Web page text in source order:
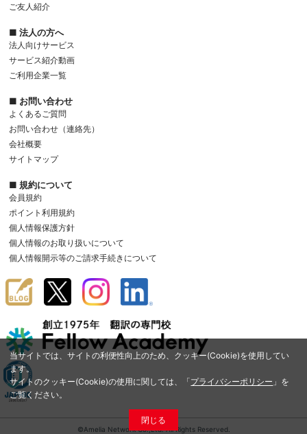
当サイトでは、サイトの利便性向上のため、クッキー(Cookie)を使用してい
ます。
サイトのクッキー(Cookie)の使用に関しては、「プライバシーポリシー 」を
ご覧ください。
閉じる
ご友人紹介
■ 法人の方へ
法人向けサービス
サービス紹介動画
ご利用企業一覧
■ お問い合わせ
よくあるご質問
お問い合わせ（連絡先）
会社概要
サイトマップ
■ 規約について
会員規約
ポイント利用規約
個人情報保護方針
個人情報のお取り扱いについて
個人情報開示等のご請求手続きについて
©Amelia Network Co.,Ltd. All Rights Reserved.